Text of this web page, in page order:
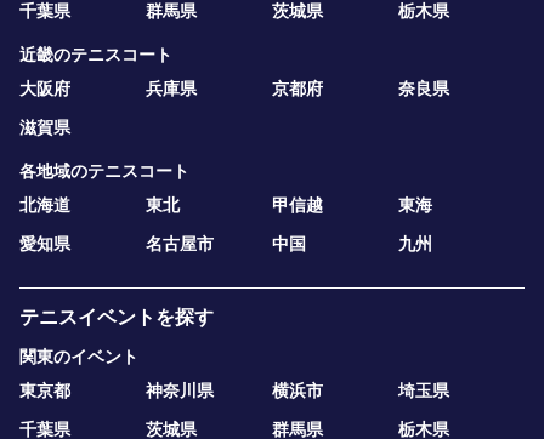
千葉県
群馬県 茨城県 栃木県
近畿のテニスコート
大阪府
兵庫県 京都府
奈良県
滋賀県
各地域のテニスコート
北海道
東北 甲信越
東海
愛知県
名古屋市 中国 九州
テニスイベントを探す
関東のイベント
東京都
神奈川県 横浜市
埼玉県
千葉県
茨城県 群馬県 栃木県